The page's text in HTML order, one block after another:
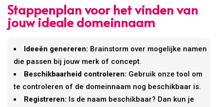
Stappenplan voor het vinden van
jouw ideale domeinnaam
Ideeën genereren: Brainstorm over mogelijke namen
die passen bij jouw merk of concept.
Beschikbaarheid controleren: Gebruik onze tool om
te controleren of de domeinnaam nog beschikbaar is.
Registreren: Is de naam beschikbaar? Dan kun je